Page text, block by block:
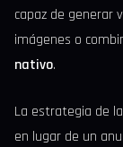
capaz de generar
imágenes o
nativo.
La estrategia de
en lugar de un